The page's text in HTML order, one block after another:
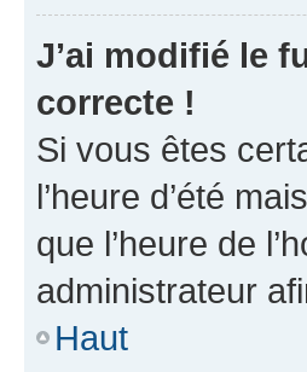
J’ai modifié le
correcte !
Si vous êtes
l’heure d’été
que l’heure de
administrateur
Haut